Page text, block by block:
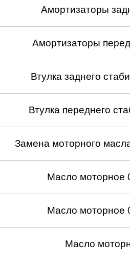
STREET
Амортизаторы
Амортизаторы
Втулка заднего
Втулка переднего
Замена моторного
Масло моторное
Масло моторное
Масло